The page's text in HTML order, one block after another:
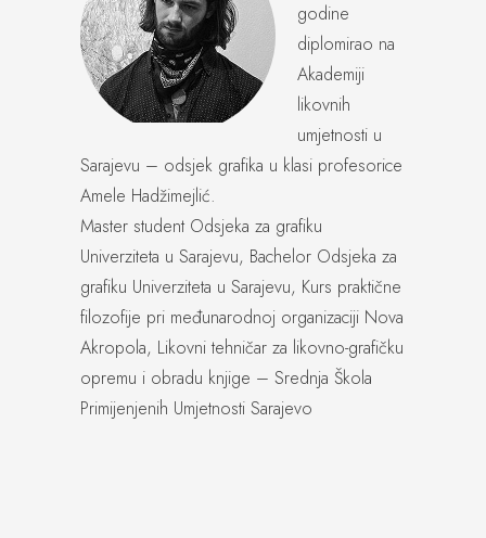
godine
diplomirao na
Akademiji
likovnih
umjetnosti u
Sarajevu – odsjek grafika u klasi profesorice
Amele Hadžimejlić.
Master student Odsjeka za grafiku
Univerziteta u Sarajevu, Bachelor Odsjeka za
grafiku Univerziteta u Sarajevu, Kurs praktične
filozofije pri međunarodnoj organizaciji Nova
Akropola, Likovni tehničar za likovno-grafičku
opremu i obradu knjige – Srednja Škola
Primijenjenih Umjetnosti Sarajevo